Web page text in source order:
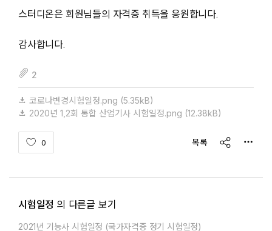
스터디온은 회원님들의 자격증 취득을 응원합니다.
감사합니다.
fileAttachedList
2
코로나변경시험일정.png (5.35kB)
2020년 1,2회 통합 산업기사 시험일정.png (12.38kB)
0 목록 share
시험일정 의 다른글 보기
2021년 기능사 시험일정 (국가자격증 정기 시험일정)